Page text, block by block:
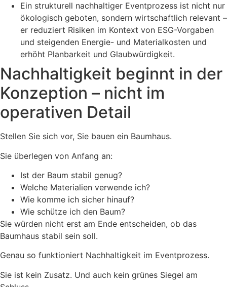
Ein strukturell nachhaltiger Eventprozess ist nicht nur
ökologisch geboten, sondern wirtschaftlich relevant –
er reduziert Risiken im Kontext von ESG-Vorgaben
und steigenden Energie- und Materialkosten und
erhöht Planbarkeit und Glaubwürdigkeit.
Nachhaltigkeit beginnt in der
Konzeption – nicht im
operativen Detail
Stellen Sie sich vor, Sie bauen ein Baumhaus.
Sie überlegen von Anfang an:
Ist der Baum stabil genug?
Welche Materialien verwende ich?
Wie komme ich sicher hinauf?
Wie schütze ich den Baum?
Sie würden nicht erst am Ende entscheiden, ob das
Baumhaus stabil sein soll.
Genau so funktioniert Nachhaltigkeit im Eventprozess.
Sie ist kein Zusatz. Und auch kein grünes Siegel am